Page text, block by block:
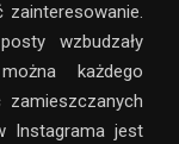
wzbudzały
każdego
zamieszczanych
Instagrama jest